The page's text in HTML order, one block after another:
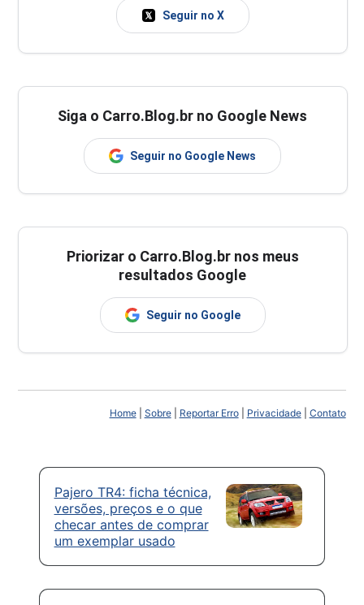
Seguir no X
Siga o Carro.Blog.br no Google News
Seguir no Google News
Priorizar o Carro.Blog.br nos meus
resultados Google
Seguir no Google
Home| Sobre| Reportar Erro| Privacidade| Contato
Pajero TR4: ficha técnica,
versões, preços e o que
checar antes de comprar
um exemplar usado